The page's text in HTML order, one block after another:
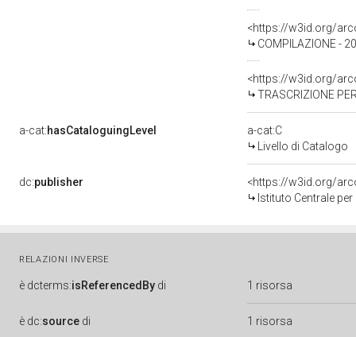
<https://w3id.org/
COMPILAZIONE -
<https://w3id.org/
TRASCRIZIONE
a-cat:hasCataloguingLevel
a-cat:C
Livello di Catalogo
dc:publisher
<https://w3id.org/
Istituto Centrale
RELAZIONI INVERSE
è dcterms:isReferencedBy di 1 risorsa
è dc:source di 1 risorsa